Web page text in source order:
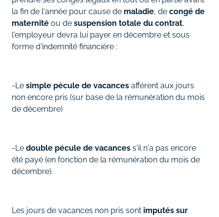
la fin de l'année pour cause de maladie, de congé de
maternité ou de suspension totale du contrat,
l'employeur devra lui payer en décembre et sous
forme d'indemnité financière :
-Le simple pécule de vacances afférent aux jours
non encore pris (sur base de la rémunération du mois
de décembre)
-Le double pécule de vacances s'il n'a pas encore
été payé (en fonction de la rémunération du mois de
décembre).
Les jours de vacances non pris sont imputés sur